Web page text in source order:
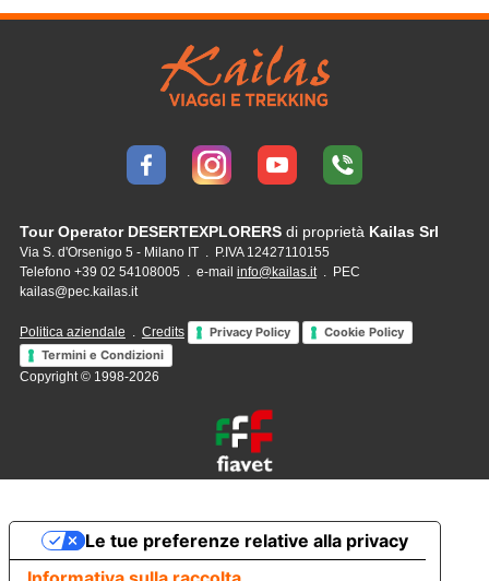
Tour Operator DESERTEXPLORERSdi proprietà Kailas Srl
Via S. d'Orsenigo 5 - Milano IT . P.IVA 12427110155
Telefono +39 02 54108005 . e-mail info@kailas.it. PEC
kailas@pec.kailas.it
Politica aziendale Credits Privacy Policy
Cookie Policy
Termini e Condizioni
Copyright © 1998-2026
Le tue preferenze relative alla privacy